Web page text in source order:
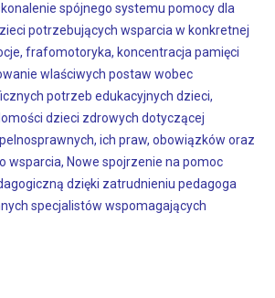
spójnego systemu pomocy dla
potrzebujących wsparcia w konkretnej
frafomotoryka, koncentracja pamięci
wlaściwych postaw wobec
potrzeb edukacyjnych dzieci,
dzieci zdrowych dotyczącej
ich praw, obowiązków oraz
wsparcia, Nowe spojrzenie na pomoc
dzięki zatrudnieniu pedagoga
specjalistów wspomagających